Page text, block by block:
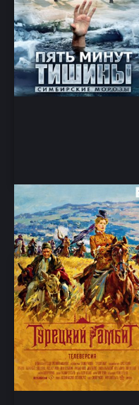
Турецкий гамбит
Детектив, мелодрама